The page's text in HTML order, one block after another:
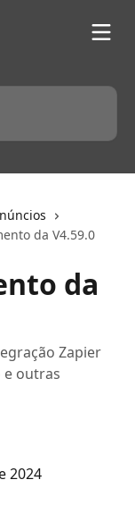
da V4.59.0
da
Zapier
e outras
2024